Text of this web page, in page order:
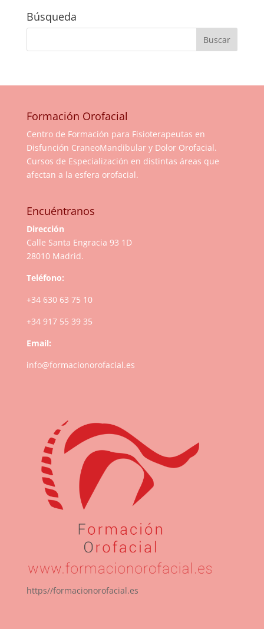
Búsqueda
Formación Orofacial
Centro de Formación para Fisioterapeutas en
Disfunción CraneoMandibular y Dolor Orofacial.
Cursos de Especialización en distintas áreas que
afectan a la esfera orofacial.
Encuéntranos
Dirección
Calle Santa Engracia 93 1D
28010 Madrid.
Teléfono:
+34 630 63 75 10
+34 917 55 39 35
Email:
info@formacionorofacial.es
https//formacionorofacial.es